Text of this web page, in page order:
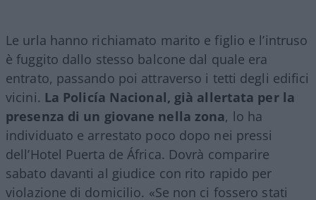
Le urla hanno richiamato marito e figlio e l’intruso
è fuggito dallo stesso balcone dal quale era
entrato, passando poi attraverso i tetti degli edifici
vicini. La Policía Nacional, già allertata per la
presenza di un giovane nella zona, lo ha
individuato e arrestato poco dopo nei pressi
dell’Hotel Puerta de África. Dovrà comparire
sabato davanti al giudice con rito rapido per
violazione di domicilio. «Se non ci fossero stati